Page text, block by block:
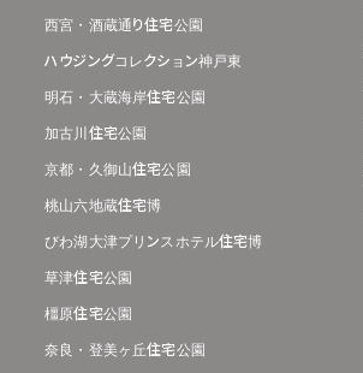
西宮・酒蔵通り住宅公園
ハウジングコレクション神戸東
明石・大蔵海岸住宅公園
加古川住宅公園
京都・久御山住宅公園
桃山六地蔵住宅博
びわ湖大津プリンスホテル住宅博
草津住宅公園
橿原住宅公園
奈良・登美ヶ丘住宅公園